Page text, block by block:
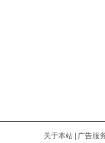
关于本站
广告服